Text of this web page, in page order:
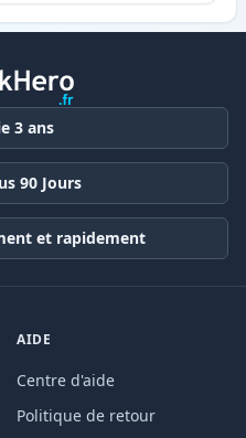
3 ans
90 Jours
et rapidement
AIDE
Centre d'aide
Politique de retour